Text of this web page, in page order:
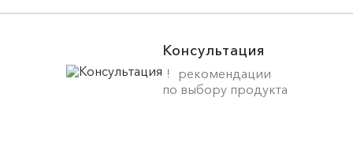
Консультация
рекомендации
по выбору продукта